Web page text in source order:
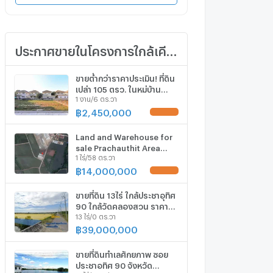
ขายต่ำกว่าราคาประเมิน! ที่ดิน
เปล่า 105 ตรว. ในหมู่บ้าน
เพลส แอนด์ พาร์ค ประชาอุทิศ
90 ที่ดินหน้าสวน ติดถนนเมน
1 งาน/6 ตร.วา
฿2,450,000
Land and Warehouse for
sale Prachauthit Area
studio, for sale
1 ไร่/58 ตร.วา
฿14,000,000
ขายที่ดิน 13ไร่ ใกล้ประชาอุทิศ
90 ใกล้วัดคลองสวน ราคา
เพียง 7,500 บ./ตร.ว. เหมาะ
หมู่บ้านจัดสรรและคลังสินค้า
13 ไร่/0 ตร.วา
฿39,000,000
ขายที่ดินทำเลศักยภาพ ซอย
ประชาอุทิศ 90 จังหวัด